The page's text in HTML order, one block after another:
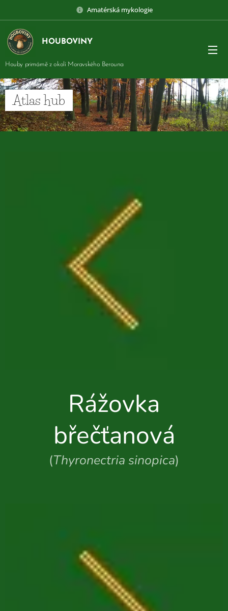
Amatérská mykologie
HOUBOVINY
Houby primárně z okolí Moravského Berouna
Atlas hub
Rážovka
břečťanová
(Thyronectria sinopica)